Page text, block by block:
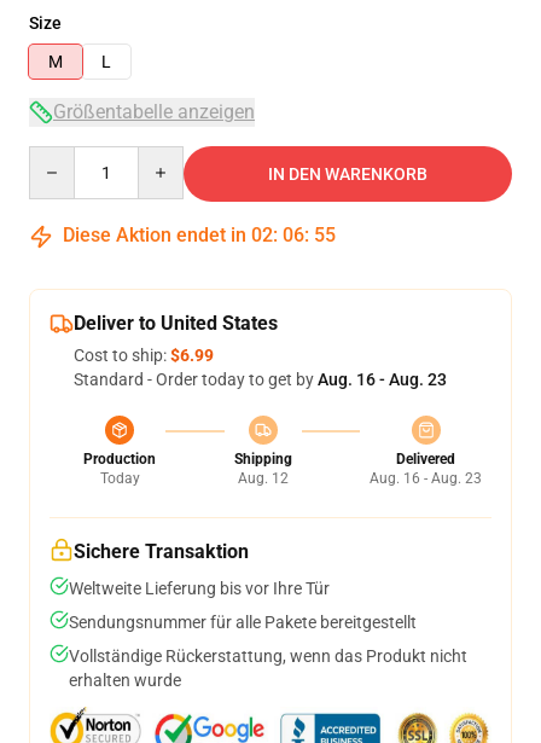
Size
M
L
Größentabelle anzeigen
IN DEN WARENKORB
Diese Aktion endet in 02: 06: 54
Deliver to United States
Cost to ship:$6.99
Standard - Order today to get byAug. 16 - Aug. 23
Production
Today
Shipping
Aug. 12
Delivered
Aug. 16 - Aug. 23
Sichere Transaktion
Weltweite Lieferung bis vor Ihre Tür
Sendungsnummer für alle Pakete bereitgestellt
Vollständige Rückerstattung, wenn das Produkt nicht
erhalten wurde